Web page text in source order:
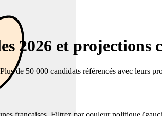
2026 et projections
de 50 000 candidats référencés avec leurs